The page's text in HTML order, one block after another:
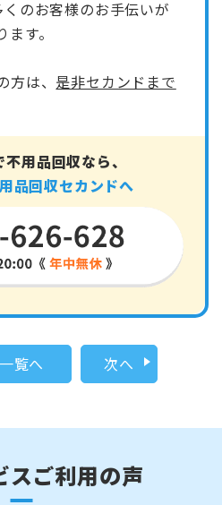
のお客様のお手伝いが
す。
は、 是非セカンドまで
用品回収なら、
品回収セカンドへ
一覧へ 次へ
スご利用の声